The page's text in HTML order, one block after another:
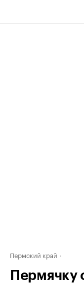
Пермский край
Пермячку